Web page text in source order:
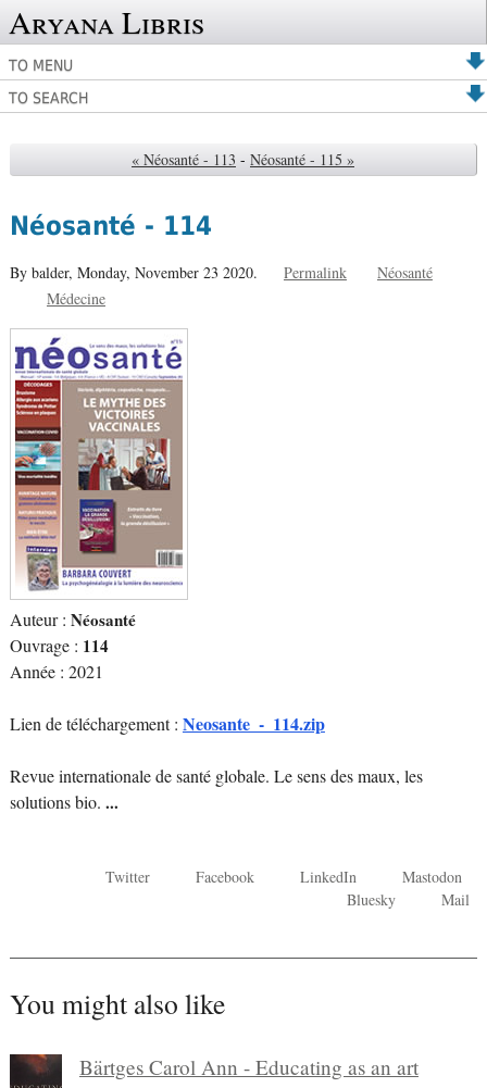
Aryana Libris
TO MENU
TO SEARCH
« Néosanté - 113 - Néosanté - 115 »
Néosanté - 114
By balder, Monday, November 23 2020. Permalink
Néosanté
Médecine
Auteur : Néosanté
Ouvrage : 114
Année : 2021
Lien de téléchargement : Neosante_-_114.zip
Revue internationale de santé globale. Le sens des maux, les
solutions bio. ...
Twitter Facebook LinkedIn
Mastodon
Bluesky
Mail
You might also like
Bärtges Carol Ann - Educating as an art